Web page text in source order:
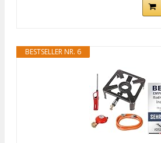
BESTSELLER NR. 6